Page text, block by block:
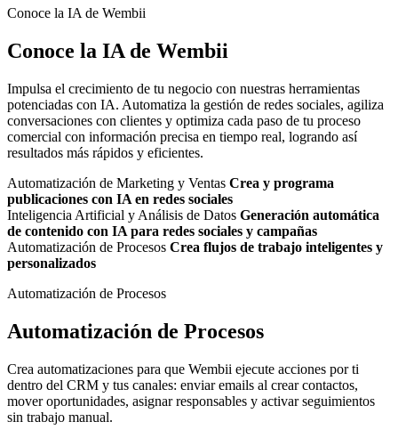
Conoce la IA de Wembii
Conoce la IA de Wembii
Impulsa el crecimiento de tu negocio con nuestras herramientas
potenciadas con IA. Automatiza la gestión de redes sociales, agiliza
conversaciones con clientes y optimiza cada paso de tu proceso
comercial con información precisa en tiempo real, logrando así
resultados más rápidos y eficientes.
Automatización de Marketing y Ventas Crea y programa
publicaciones con IA en redes sociales
Inteligencia Artificial y Análisis de Datos Generación automática
de contenido con IA para redes sociales y campañas
Automatización de Procesos Crea flujos de trabajo inteligentes y
personalizados
Automatización de Procesos
Automatización de Procesos
Crea automatizaciones para que Wembii ejecute acciones por ti
dentro del CRM y tus canales: enviar emails al crear contactos,
mover oportunidades, asignar responsables y activar seguimientos
sin trabajo manual.